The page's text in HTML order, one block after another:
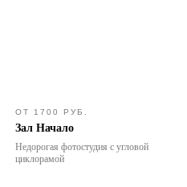
ОТ 1700 РУБ.
Зал Начало
Недорогая фотостудия с угловой
циклорамой